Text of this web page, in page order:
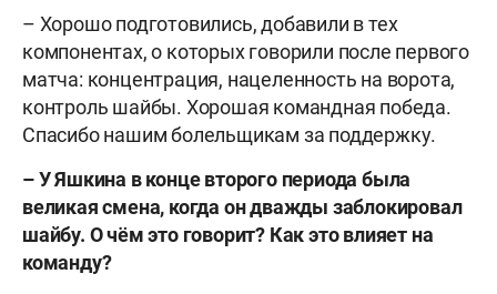
– Хорошо подготовились, добавили в тех
компонентах, о которых говорили после первого
матча: концентрация, нацеленность на ворота,
контроль шайбы. Хорошая командная победа.
Спасибо нашим болельщикам за поддержку.
– У Яшкина в конце второго периода была
великая смена, когда он дважды заблокировал
шайбу. О чём это говорит? Как это влияет на
команду?